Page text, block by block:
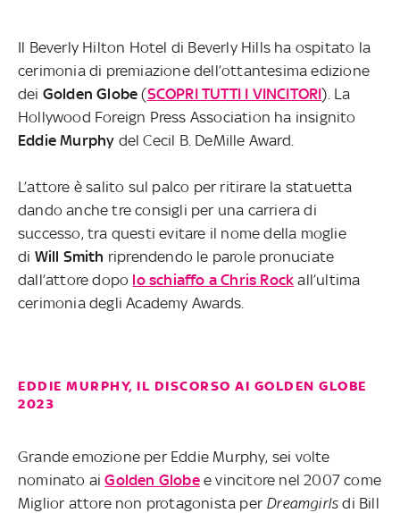
Il Beverly Hilton Hotel di Beverly Hills ha ospitato la
cerimonia di premiazione dell’ottantesima edizione
dei Golden Globe (SCOPRI TUTTI I VINCITORI). La
Hollywood Foreign Press Association ha insignito
Eddie Murphy del Cecil B. DeMille Award.
L’attore è salito sul palco per ritirare la statuetta
dando anche tre consigli per una carriera di
successo, tra questi evitare il nome della moglie
di Will Smith riprendendo le parole pronuciate
dall’attore dopo lo schiaffo a Chris Rock all’ultima
cerimonia degli Academy Awards.
EDDIE MURPHY, IL DISCORSO AI GOLDEN GLOBE
2023
Grande emozione per Eddie Murphy, sei volte
nominato aiGolden Globee vincitore nel 2007 come
Miglior attore non protagonista per Dreamgirls di Bill